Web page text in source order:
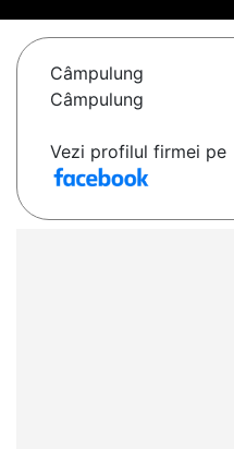
Câmpulung
Câmpulung
Vezi profilul firmei pe